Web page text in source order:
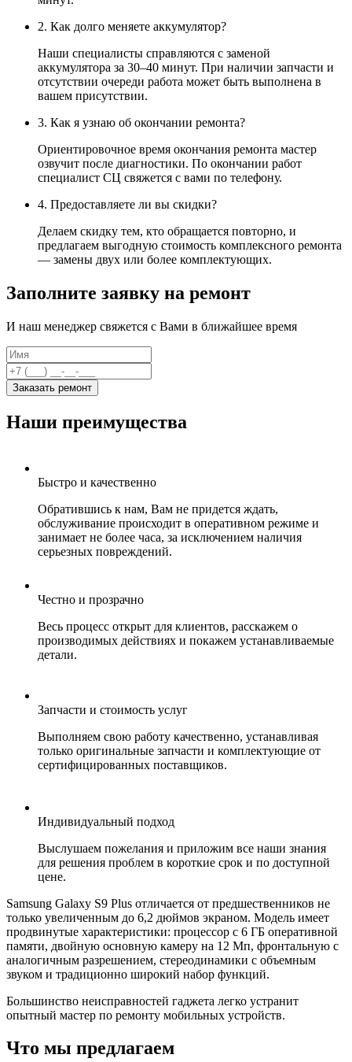
2. Как долго меняете аккумулятор?
Наши специалисты справляются с заменой
аккумулятора за 30–40 минут. При наличии запчасти и
отсутствии очереди работа может быть выполнена в
вашем присутствии.
3. Как я узнаю об окончании ремонта?
Ориентировочное время окончания ремонта мастер
озвучит после диагностики. По окончании работ
специалист СЦ свяжется с вами по телефону.
4. Предоставляете ли вы скидки?
Делаем скидку тем, кто обращается повторно, и
предлагаем выгодную стоимость комплексного ремонта
— замены двух или более комплектующих.
Заполните заявку на ремонт
И наш менеджер свяжется с Вами в ближайшее время
Заказать ремонт
Наши преимущества
Быстро и качественно
Обратившись к нам, Вам не придется ждать,
обслуживание происходит в оперативном режиме и
занимает не более часа, за исключением наличия
серьезных повреждений.
Честно и прозрачно
Весь процесс открыт для клиентов, расскажем о
производимых действиях и покажем устанавливаемые
детали.
Запчасти и стоимость услуг
Выполняем свою работу качественно, устанавливая
только оригинальные запчасти и комплектующие от
сертифицированных поставщиков.
Индивидуальный подход
Выслушаем пожелания и приложим все наши знания
для решения проблем в короткие срок и по доступной
цене.
Samsung Galaxy S9 Plus отличается от предшественников не
только увеличенным до 6,2 дюймов экраном. Модель имеет
продвинутые характеристики: процессор с 6 ГБ оперативной
памяти, двойную основную камеру на 12 Мп, фронтальную с
аналогичным разрешением, стереодинамики с объемным
звуком и традиционно широкий набор функций.
Большинство неисправностей гаджета легко устранит
опытный мастер по ремонту мобильных устройств.
Что мы предлагаем